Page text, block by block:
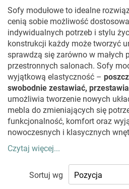
Sofy modułowe to idealne
cenią sobie możliwość
indywidualnych potrzeb i stylu
konstrukcji każdy może tworzyć
sprawdzą się zarówno w małych
przestronnych salonach. Sofy
wyjątkową elastyczność –
swobodnie zestawiać,
umożliwia tworzenie nowych
mebla do zmieniających się
funkcjonalność, komfort oraz
nowoczesnych i klasycznych
DLACZEGO WARTO
MODUŁOWE DO
Sofy modułowe dają pełną
Czytaj więcej...
Sortuj wg